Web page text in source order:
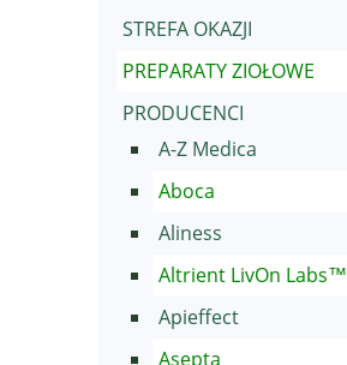
STREFA OKAZJI
PREPARATY ZIOŁOWE
PRODUCENCI
A-Z Medica
Aboca
Aliness
Altrient LivOn Labs™
Apieffect
Asepta